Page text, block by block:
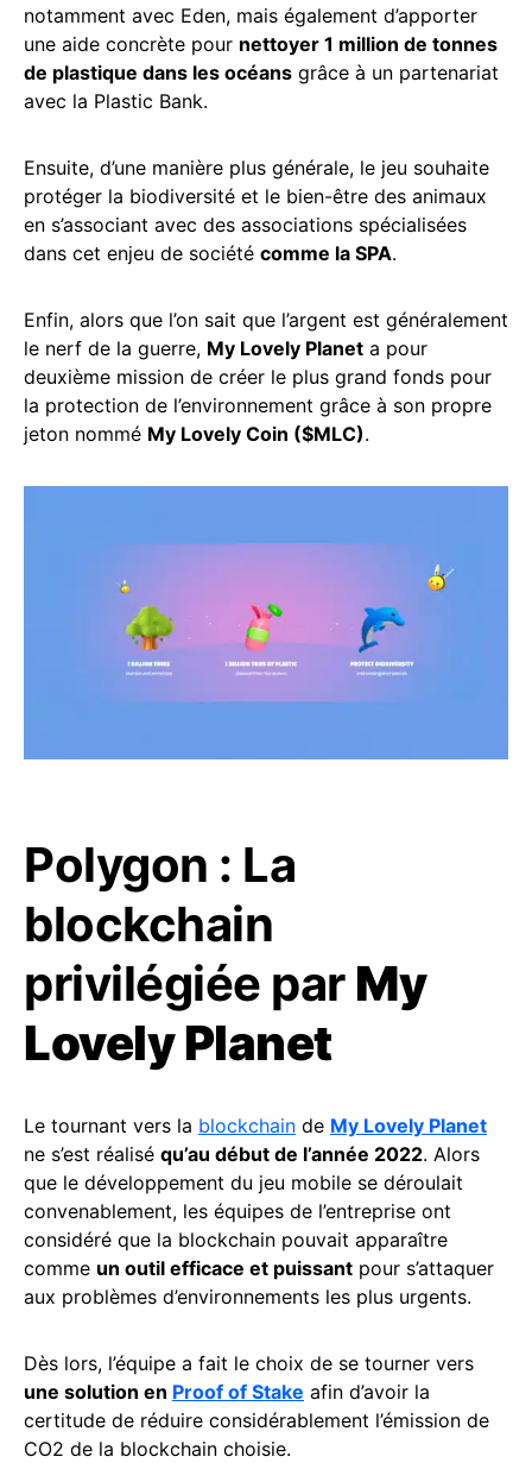
notamment avec Eden, mais également d’apporter
une aide concrète pour nettoyer 1 million de tonnes
de plastique dans les océans grâce à un partenariat
avec la Plastic Bank.
Ensuite, d’une manière plus générale, le jeu souhaite
protéger la biodiversité et le bien-être des animaux
en s’associant avec des associations spécialisées
dans cet enjeu de société comme la SPA.
Enfin, alors que l’on sait que l’argent est généralement
le nerf de la guerre, My Lovely Planet a pour
deuxième mission de créer le plus grand fonds pour
la protection de l’environnement grâce à son propre
jeton nommé My Lovely Coin ($MLC).
Polygon : La
blockchain
privilégiée parMy
Lovely Planet
Le tournant vers la blockchain de My Lovely Planet
ne s’est réalisé qu’au début de l’année 2022. Alors
que le développement du jeu mobile se déroulait
convenablement, les équipes de l’entreprise ont
considéré que la blockchain pouvait apparaître
comme un outil efficace et puissant pour s’attaquer
aux problèmes d’environnements les plus urgents.
Dès lors, l’équipe a fait le choix de se tourner vers
une solution en Proof of Stake afin d’avoir la
certitude de réduire considérablement l’émission de
CO2 de la blockchain choisie.